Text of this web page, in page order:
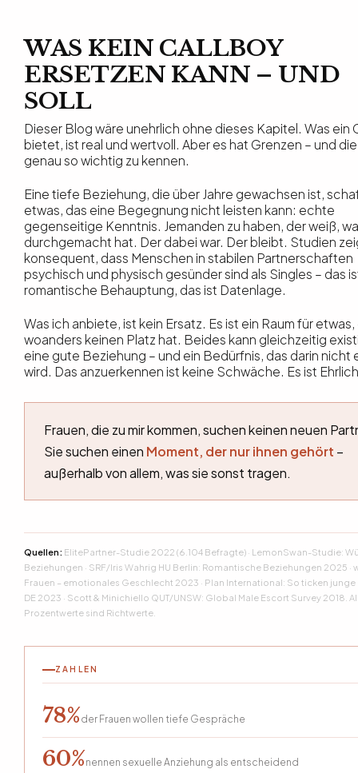
WAS KEIN CALLBOY
ERSETZEN KANN – UND
SOLL
Dieser Blog wäre unehrlich ohne dieses Kapitel. Was ein
bietet, ist real und wertvoll. Aber es hat Grenzen – und
genau so wichtig zu kennen.
Eine tiefe Beziehung, die über Jahre gewachsen ist,
etwas, das eine Begegnung nicht leisten kann: echte
gegenseitige Kenntnis. Jemanden zu haben, der weiß,
durchgemacht hat. Der dabei war. Der bleibt. Studien
konsequent, dass Menschen in stabilen Partnerschaften
psychisch und physisch gesünder sind als Singles – das
romantische Behauptung, das ist Datenlage.
Was ich anbiete, ist kein Ersatz. Es ist ein Raum für etwas,
woanders keinen Platz hat. Beides kann gleichzeitig
eine gute Beziehung – und ein Bedürfnis, das darin nicht
wird. Das anzuerkennen ist keine Schwäche. Es ist
Frauen, die zu mir kommen, suchen keinen neuen
Sie suchen einen Moment, der nur ihnen gehört –
außerhalb von allem, was sie sonst tragen.
Quellen: ElitePartner-Studie 2022 (6.104 Befragte) · LemonSwan-Studie:
Beziehungen · SRF/Iris Wahrig HU Berlin: Romantische Beziehungen 2025 ·
Frauen – emotionales Geschlecht 2023 · Plan International: So ticken junge
DE 2023 · Scott & Minichiello QUT/UNSW: Global Male Escort Survey 2018.
Prozentwerte sind Richtwerte.
ZAHLEN
78%der Frauen wollen tiefe Gespräche
60%nennen sexuelle Anziehung als entscheidend